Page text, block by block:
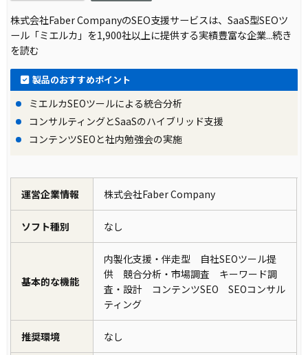
株式会社Faber CompanyのSEO支援サービスは、SaaS型SEOツ
ール「ミエルカ」を1,900社以上に提供する実績豊富な企業...続き
を読む
製品のおすすめポイント
ミエルカSEOツールによる統合分析
コンサルティングとSaaSのハイブリッド支援
コンテンツSEOと社内勉強会の実施
運営企業情報 株式会社Faber Company
ソフト種別 なし
基本的な機能
内製化支援・伴走型 自社SEOツール提
供 競合分析・市場調査 キーワード調
査・設計 コンテンツSEO SEOコンサル
ティング
推奨環境 なし